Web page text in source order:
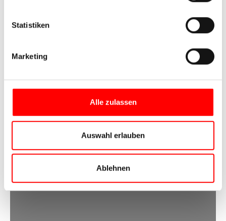
Statistiken
Marketing
Alle zulassen
Auswahl erlauben
Ablehnen